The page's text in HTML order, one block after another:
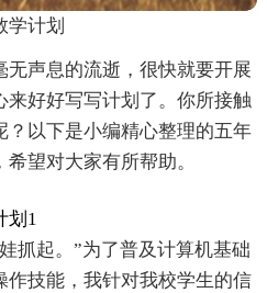
学计划
无声息的流逝，很快就要开展
来好好写写计划了。你所接触
？以下是小编精心整理的五年
望对大家有所帮助。
划1
抓起。”为了普及计算机基础
作技能，我针对我校学生的信